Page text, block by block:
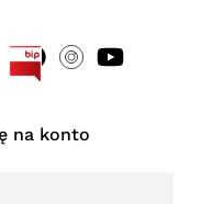
na konto